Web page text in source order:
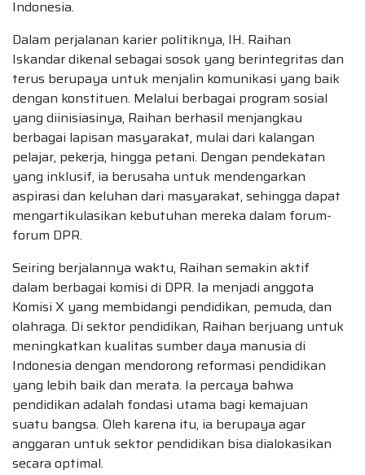
Indonesia.
Dalam perjalanan karier politiknya, IH. Raihan
Iskandar dikenal sebagai sosok yang berintegritas dan
terus berupaya untuk menjalin komunikasi yang baik
dengan konstituen. Melalui berbagai program sosial
yang diinisiasinya, Raihan berhasil menjangkau
berbagai lapisan masyarakat, mulai dari kalangan
pelajar, pekerja, hingga petani. Dengan pendekatan
yang inklusif, ia berusaha untuk mendengarkan
aspirasi dan keluhan dari masyarakat, sehingga dapat
mengartikulasikan kebutuhan mereka dalam forum-
forum DPR.
Seiring berjalannya waktu, Raihan semakin aktif
dalam berbagai komisi di DPR. Ia menjadi anggota
Komisi X yang membidangi pendidikan, pemuda, dan
olahraga. Di sektor pendidikan, Raihan berjuang untuk
meningkatkan kualitas sumber daya manusia di
Indonesia dengan mendorong reformasi pendidikan
yang lebih baik dan merata. Ia percaya bahwa
pendidikan adalah fondasi utama bagi kemajuan
suatu bangsa. Oleh karena itu, ia berupaya agar
anggaran untuk sektor pendidikan bisa dialokasikan
secara optimal.